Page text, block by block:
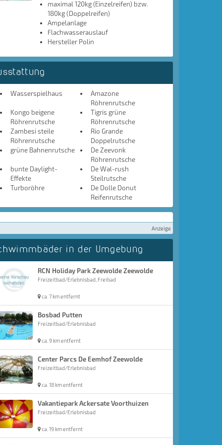
maximal 120kg (Einzelreifen) bzw.
180kg (Doppelreifen)
Ampelanlage
Flachwasserauslauf
Hersteller Polin
Wasserspielhaus
Amazone
Röhrenrutsche
Kongo beigene
Röhrenrutsche
Tigris grüne
Röhrenrutsche
Zambesi steile
Röhrenrutsche
Rio Grande
Doppelrutsche
grüne Bahnenrutsche
De Zeevonk
Röhrenrutsche
bunte Daylight-
Effekte
De Wal-rush
Steilrutsche
Turboröhre
De Dolle Donut
Reifenrutsche
Anzeige
in der Umgebung
RCN Holiday Park Zeewolde Zeewolde
Freizeitbad/Erlebnisbad, Freibad
ca. 7 km entfernt
Bosbad Putten
Freizeitbad/Erlebnisbad
ca. 9 km entfernt
Center Parcs De Eemhof Zeewolde
Freizeitbad/Erlebnisbad
ca. 18 km entfernt
Vakantiepark Ackersate Voorthuizen
Freizeitbad/Erlebnisbad
ca. 19 km entfernt